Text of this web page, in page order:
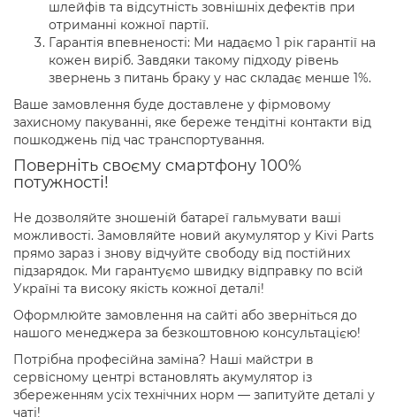
шлейфів та відсутність зовнішніх дефектів при
отриманні кожної партії.
Гарантія впевненості: Ми надаємо 1 рік гарантії на
кожен виріб. Завдяки такому підходу рівень
звернень з питань браку у нас складає менше 1%.
Ваше замовлення буде доставлене у фірмовому
захисному пакуванні, яке береже тендітні контакти від
пошкоджень під час транспортування.
Поверніть своєму смартфону 100%
потужності!
Не дозволяйте зношеній батареї гальмувати ваші
можливості. Замовляйте новий акумулятор у Kivi Parts
прямо зараз і знову відчуйте свободу від постійних
підзарядок. Ми гарантуємо швидку відправку по всій
Україні та високу якість кожної деталі!
Оформлюйте замовлення на сайті або зверніться до
нашого менеджера за безкоштовною консультацією!
Потрібна професійна заміна? Наші майстри в
сервісному центрі встановлять акумулятор із
збереженням усіх технічних норм — запитуйте деталі у
чаті!